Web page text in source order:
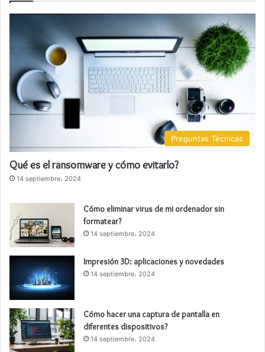
Preguntas Técnicas
Qué es el ransomware y cómo evitarlo?
14 septiembre، 2024
Cómo eliminar virus de mi ordenador sin
formatear?
14 septiembre، 2024
Impresión 3D: aplicaciones y novedades
14 septiembre، 2024
Cómo hacer una captura de pantalla en
diferentes dispositivos?
14 septiembre، 2024